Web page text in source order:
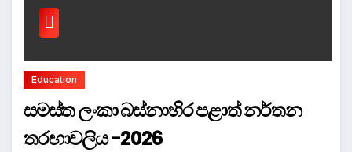
Education
සමස්ත ලංකා බස්නාහිර පළාත් නර්තන
තරඟාවලිය -2026